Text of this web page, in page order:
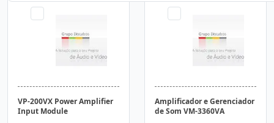
VP-200VX Power Amplifier
Input Module
Amplificador e Gerenciador
de Som VM-3360VA